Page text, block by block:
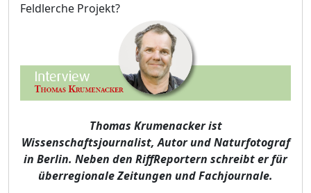
Feldlerche Projekt?
Thomas Krumenacker ist
Wissenschaftsjournalist, Autor und Naturfotograf
in Berlin. Neben den RiffReportern schreibt er für
überregionale Zeitungen und Fachjournale.